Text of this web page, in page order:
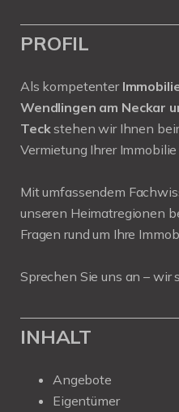
PROFIL
Als kompetenter
Wendlingen am Neckar
Teckstehen wir Ihnen
Vermietung Ihrer Immobilie
Mit umfassendem
unseren Heimatregionen
Fragen rund um Ihre
Sprechen Sie uns an – wir
INHALT
Angebote
Eigentümer